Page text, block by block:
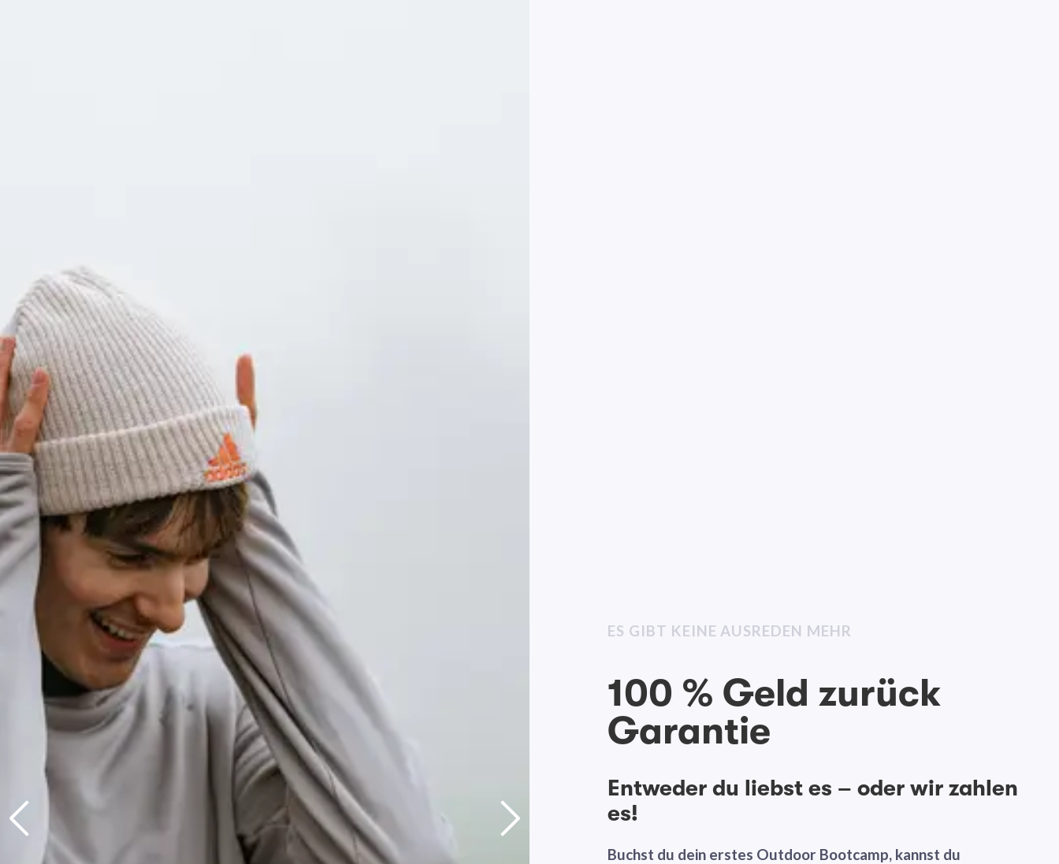
ES GIBT KEINE AUSREDEN MEHR
100 % Geld zurück
Garantie
Entweder du liebst es – oder wir zahlen
es!
Buchst du dein erstes Outdoor Bootcamp, kannst du